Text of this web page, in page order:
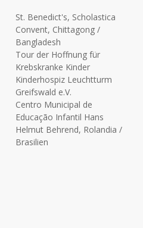
St. Benedict's, Scholastica
Convent, Chittagong /
Bangladesh
Tour der Hoffnung für
Krebskranke Kinder
Kinderhospiz Leuchtturm
Greifswald e.V.
Centro Municipal de
Educação Infantil Hans
Helmut Behrend, Rolandia /
Brasilien